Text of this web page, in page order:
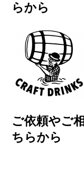
らから
ご依頼やご
ちらから